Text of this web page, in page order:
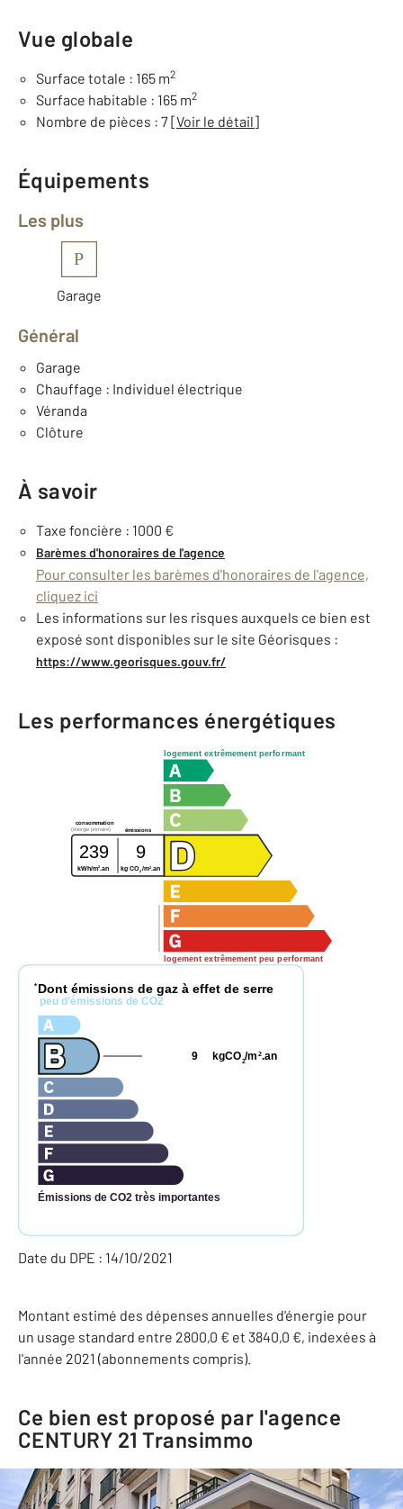
Vue globale
Surface totale : 165 m2
Surface habitable : 165 m2
Nombre de pièces : 7[Voir le détail]
Équipements
Les plus
P
Garage
Général
Garage
Chauffage : Individuel électrique
Véranda
Clôture
À savoir
Taxe foncière : 1000 €
Barèmes d'honoraires de l'agence
Pour consulter les barèmes d'honoraires de l'agence,
cliquez ici
Les informations sur les risques auxquels ce bien est
exposé sont disponibles sur le site Géorisques :
https://www.georisques.gouv.fr/
Les performances énergétiques
logement extrêmement performant
logement extrêmement peu performant
consommation
émissions
(énergie primaire)
239 9
kWh/m2.an kg CO2 /m2 .an
* Dont émissions de gaz à effet de serre
peu d'émissions de CO2
Émissions de CO2 très importantes
kgCO2/m 2.an
9
Date du DPE : 14/10/2021
Montant estimé des dépenses annuelles d'énergie pour
un usage standard entre 2800,0 € et 3840,0 €, indexées à
l'année 2021 (abonnements compris).
Ce bien est proposé par l'agence
CENTURY 21 Transimmo